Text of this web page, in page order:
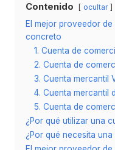
Contenido ocultar
El mejor proveedor
concreto
1. Cuenta de
2. Cuenta de
3. Cuenta mercantil
4. Cuenta mercantil
5. Cuenta de
¿Por qué utilizar una
¿Por qué necesita